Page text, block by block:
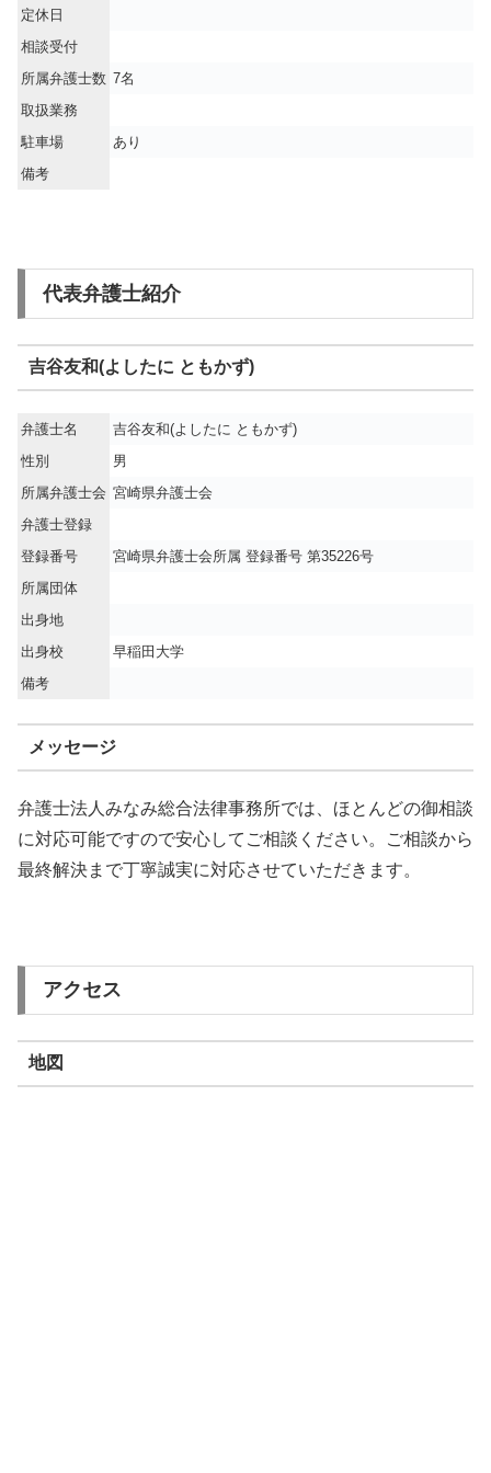
定休日
相談受付
所属弁護士数 7名
取扱業務
駐車場
あり
備考
代表弁護士紹介
吉谷友和(よしたに ともかず)
弁護士名
吉谷友和(よしたに ともかず)
性別
男
所属弁護士会 宮崎県弁護士会
弁護士登録
登録番号
宮崎県弁護士会所属 登録番号 第35226号
所属団体
出身地
出身校
早稲田大学
備考
メッセージ
弁護士法人みなみ総合法律事務所では、ほとんどの御相談
に対応可能ですので安心してご相談ください。ご相談から
最終解決まで丁寧誠実に対応させていただきます。
アクセス
地図